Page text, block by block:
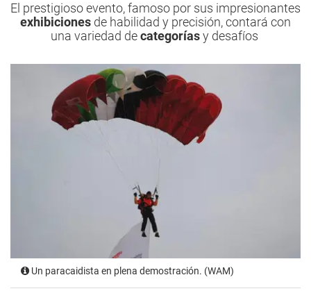
El prestigioso evento, famoso por sus impresionantes
exhibiciones de habilidad y precisión, contará con
una variedad decategoríasy desafíos
Un paracaidista en plena demostración. (WAM)